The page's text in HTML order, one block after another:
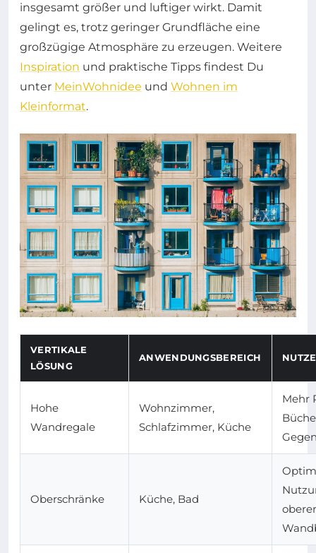
insgesamt größer und luftiger wirkt. Damit
gelingt es, trotz geringer Grundfläche eine
großzügige Atmosphäre zu erzeugen. Weitere
Inspiration und praktische Tipps findest Du
unter MeinWohnidee und Wohnen im
Kleinformat.
VERTIKALE
LÖSUNG
ANWENDUNGSBEREICH
Hohe
Wandregale
Wohnzimmer,
Schlafzimmer, Küche
Mehr
Oberschränke Küche, Bad
oberer